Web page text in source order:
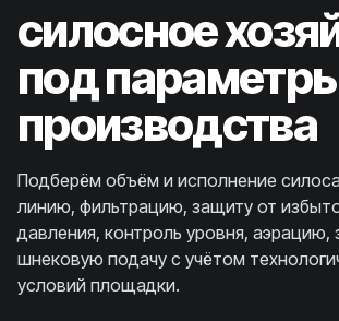
силосное
под
производства
Подберём объём и исполнение
линию, фильтрацию, защиту от
давления, контроль уровня, аэрацию,
шнековую подачу с учётом
условий площадки.